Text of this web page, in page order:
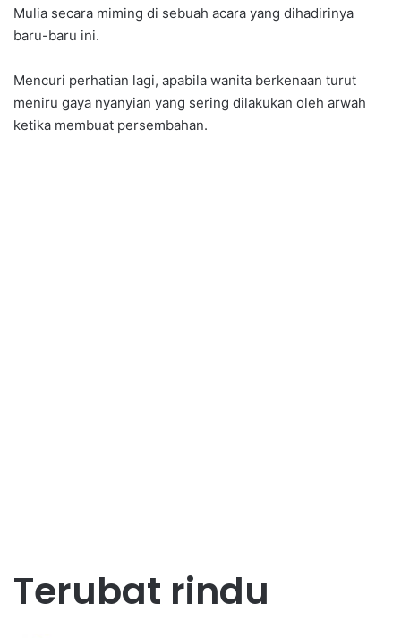
Mulia secara miming di sebuah acara yang dihadirinya
baru-baru ini.
Mencuri perhatian lagi, apabila wanita berkenaan turut
meniru gaya nyanyian yang sering dilakukan oleh arwah
ketika membuat persembahan.
Terubat rindu